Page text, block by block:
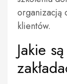
organizacją
klientów.
Jakie